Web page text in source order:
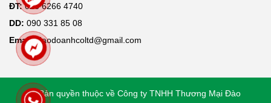
ĐT:028 6266 4740
DD: 090 331 85 08
Email:daodoanhcoltd@gmail.com
© Bản quyền thuộc về Công ty TNHH Thương Mại Đào